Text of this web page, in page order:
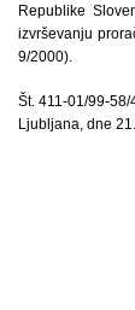
Republike
izvrševanju
9/2000).
Št. 411-01/99-58/
Ljubljana, dne